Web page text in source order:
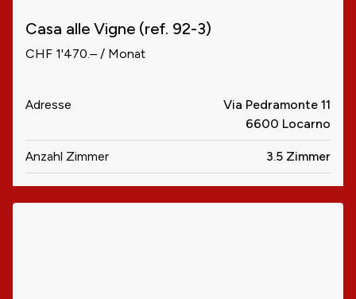
Casa alle Vigne (ref. 92-3)
CHF 1'470.– / Monat
Adresse
Via Pedramonte 11
6600 Locarno
Anzahl Zimmer 3.5 Zimmer